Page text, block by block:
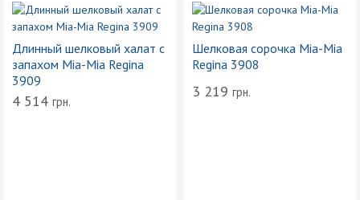
Длинный шелковый халат с
запахом Mia-Mia Regina
3909
4 514 грн.
Шелковая сорочка Mia-Mia
Regina 3908
3 219 грн.